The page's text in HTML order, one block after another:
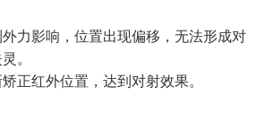
影响，位置出现偏移，无法形成对
。
红外位置，达到对射效果。